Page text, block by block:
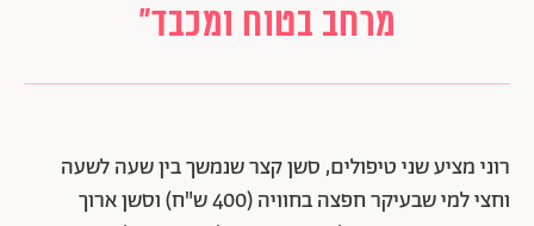
מרחב בטוח ומכבד"
רוני מציע שני טיפולים, סשן קצר שנמשך בין שעה לשעה
וחצי למי שבעיקר חפצה בחוויה (400 ש"ח) וסשן ארוך